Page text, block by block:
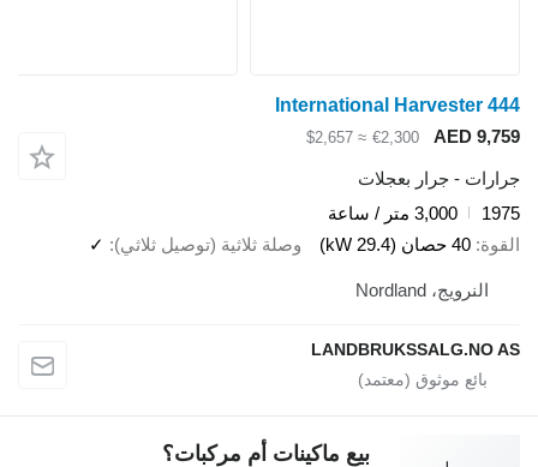
International Harvester
AED
€2,300
≈ $2,657
- جرار بعجلات
3,000 متر / ساعة
40 حصان (29.4 kW) وصلة ثلاثية (توصيل ثلاثي) ✓
النرويج، Nordland
LANDBRUKSSALG.NO
بيع ماكينات أم مركبات؟